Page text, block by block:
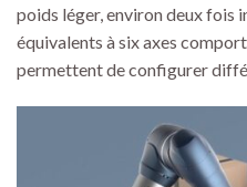
poids léger, environ deux fois
équivalents à six axes
permettent de configurer